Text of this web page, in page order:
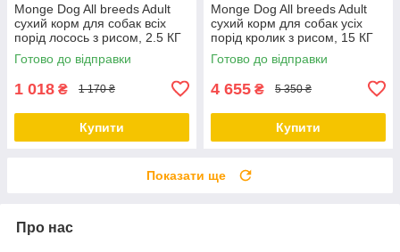
Monge Dog All breeds Adult
сухий корм для собак всіх
порід лосось з рисом, 2.5 КГ
Готово до відправки
1 018 ₴ 1 170 ₴
Купити
Monge Dog All breeds Adult
сухий корм для собак усіх
порід кролик з рисом, 15 КГ
Готово до відправки
4 655 ₴ 5 350 ₴
Купити
Показати ще
Про нас